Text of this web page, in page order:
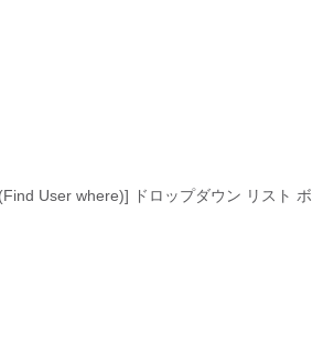
User where)] ドロップダウン リスト